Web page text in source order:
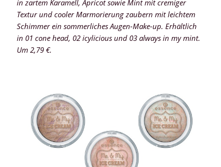
in zartem Karamell, Apricot sowie Mint mit cremiger
Textur und cooler Marmorierung zaubern mit leichtem
Schimmer ein sommerliches Augen-Make-up. Erhältlich
in 01 cone head, 02 icylicious und 03 always in my mint.
Um 2,79 €.